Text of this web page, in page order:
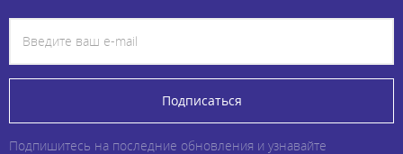
Подписаться
Подпишитесь на последние обновления и узнавайте